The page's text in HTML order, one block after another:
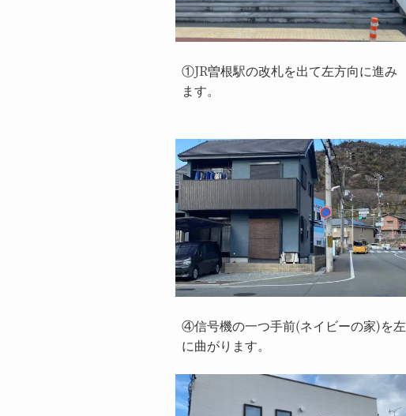
①JR曽根駅の改札を出て左方向に進み
ます。
④信号機の一つ手前(ネイビーの家)を左
に曲がります。